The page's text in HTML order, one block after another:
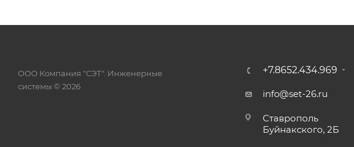
ООО Компания "СЭТ". Инженерные
системы © 2026
+7.8652.434.969
info@set-26.ru
Ставрополь
Буйнакского, 2Б